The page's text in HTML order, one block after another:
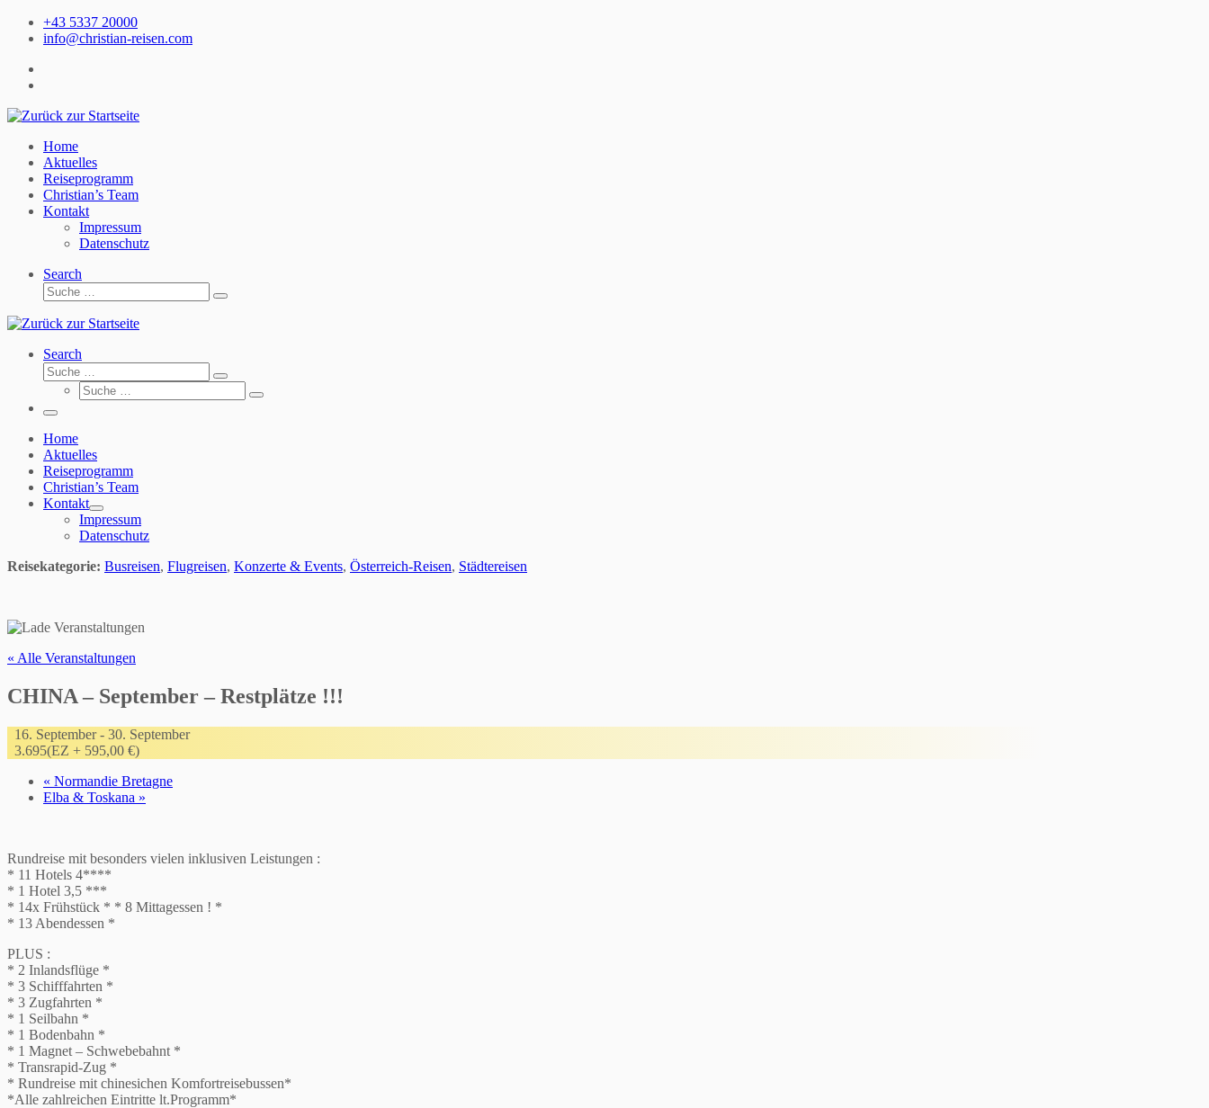
Zum
Inhalt
+43 5337 20000
info@christian-reisen.com
Home
Aktuelles
Reiseprogramm
Christian’s Team
Kontakt
Impressum
Datenschutz
Search
Suche
Suche
Search
Suche
Suche
Suche
Suche
Menü
Home
Aktuelles
Reiseprogramm
Christian’s Team
Kontakt
Impressum
Datenschutz
Reisekategorie: Busreisen, Flugreisen, Konzerte & Events, Österreich-Reisen, Städtereisen
« Alle Veranstaltungen
CHINA – September – Restplätze !!!
16. September- 30. September
3.695(EZ + 595,00 €)
« Normandie Bretagne
Elba & Toskana »
Rundreise mit besonders vielen inklusiven Leistungen :
* 11 Hotels 4****
* 1 Hotel 3,5 ***
* 14x Frühstück * * 8 Mittagessen ! *
* 13 Abendessen *
PLUS :
* 2 Inlandsflüge *
* 3 Schifffahrten *
* 3 Zugfahrten *
* 1 Seilbahn *
* 1 Bodenbahn *
* 1 Magnet – Schwebebahnt *
* Transrapid-Zug *
* Rundreise mit chinesichen Komfortreisebussen*
*Alle zahlreichen Eintritte lt.Programm*